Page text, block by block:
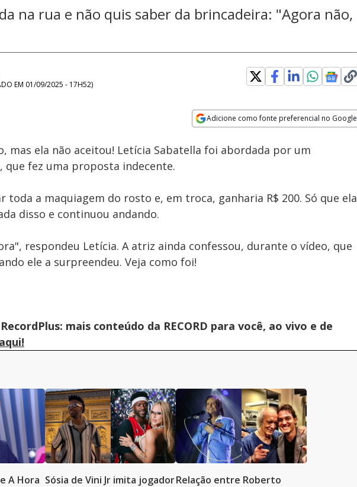
na rua e não quis saber da brincadeira: "Agora não,
EM 01/09/2025 - 17H52)
Adicione como fonte preferencial no Google
Velocidade
mas ela não aceitou! Letícia Sabatella foi abordada por um
que fez uma proposta indecente.
a maquiagem do rosto e, em troca, ganharia R$ 200. Só que ela
disso e continuou andando.
respondeu Letícia. A atriz ainda confessou, durante o vídeo, que
ele a surpreendeu. Veja como foi!
mais conteúdo da RECORD para você, ao vivo e de
aqui!
A Hora Sósia de Vini Jr imita jogadorRelação entre Roberto